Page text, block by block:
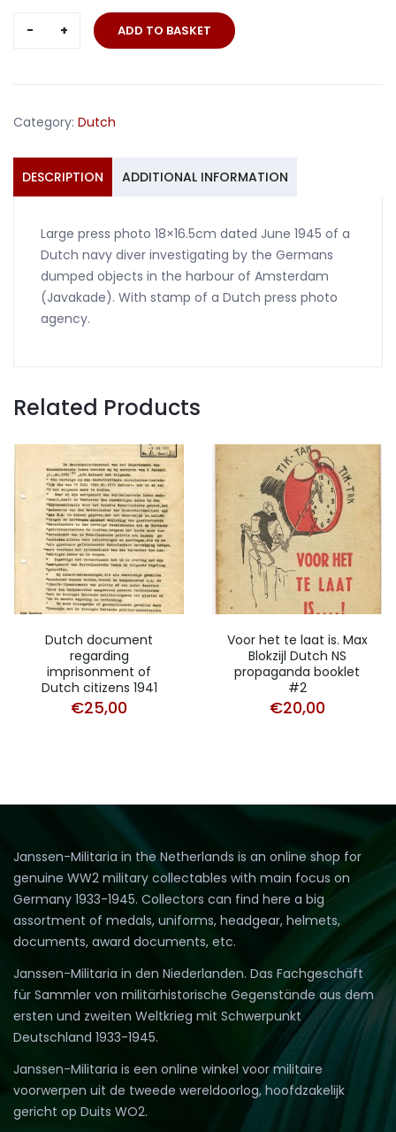
Press
Amsterdam
1945
quantity
ADD TO BASKET
Category: Dutch
DESCRIPTION ADDITIONAL INFORMATION
Large press photo 18×16.5cm dated June 1945 of a
Dutch navy diver investigating by the Germans
dumped objects in the harbour of Amsterdam
(Javakade). With stamp of a Dutch press photo
agency.
Related Products
Dutch document
regarding
imprisonment of
Dutch citizens 1941
€25,00
Voor het te laat is. Max
Blokzijl Dutch NS
propaganda booklet
#2
€20,00
Janssen-Militaria in the Netherlands is an online shop for
genuine WW2 military collectables with main focus on
Germany 1933-1945. Collectors can find here a big
assortment of medals, uniforms, headgear, helmets,
documents, award documents, etc.
Janssen-Militaria in den Niederlanden. Das Fachgeschäft
für Sammler von militärhistorische Gegenstände aus dem
ersten und zweiten Weltkrieg mit Schwerpunkt
Deutschland 1933-1945.
Janssen-Militaria is een online winkel voor militaire
voorwerpen uit de tweede wereldoorlog, hoofdzakelijk
gericht op Duits WO2.